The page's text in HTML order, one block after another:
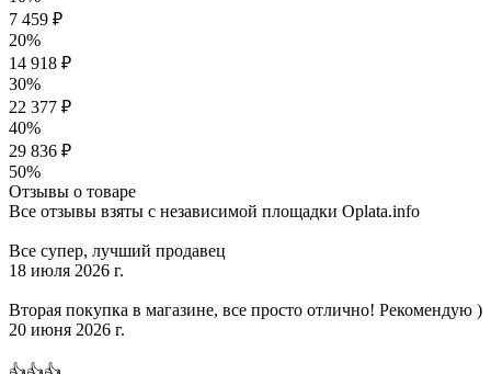
7 459 ₽
20%
14 918 ₽
30%
22 377 ₽
40%
29 836 ₽
50%
Отзывы о товаре
Все отзывы взяты с независимой площадки Oplata.info
Все супер, лучший продавец
18 июля 2026 г.
Вторая покупка в магазине, все просто отлично! Рекомендую )
20 июня 2026 г.